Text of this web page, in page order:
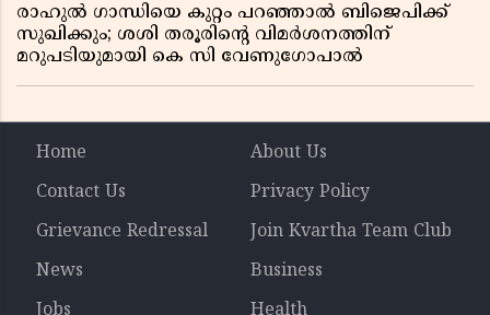
രാഹുൽ ഗാന്ധിയെ കുറ്റം പറഞ്ഞാൽ ബിജെപിക്ക്
സുഖിക്കും; ശശി തരൂരിന്റെ വിമർശനത്തിന്
മറുപടിയുമായി കെ സി വേണുഗോപാൽ
Home
About Us
Contact Us
Privacy Policy
Grievance Redressal
Join Kvartha Team Club
News
Business
Jobs
Health